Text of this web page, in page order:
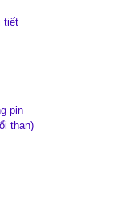
tiết
pin
than)